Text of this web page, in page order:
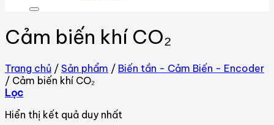
Cảm biến khí CO₂
Trang chủ / Sản phẩm / Biến tần - Cảm Biến - Encoder
/ Cảm biến khí CO₂
Lọc
Hiển thị kết quả duy nhất